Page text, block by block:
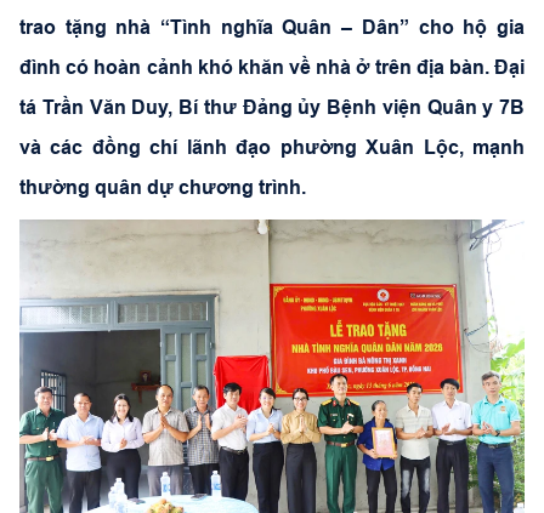
trao tặng nhà “Tình nghĩa Quân – Dân” cho hộ gia
đình có hoàn cảnh khó khăn về nhà ở trên địa bàn. Đại
tá Trần Văn Duy, Bí thư Đảng ủy Bệnh viện Quân y 7B
và các đồng chí lãnh đạo phường Xuân Lộc, mạnh
thường quân dự chương trình.